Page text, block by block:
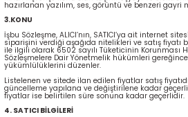
hazırlanan yazılım, ses, görüntü ve benzeri gayri
3.KONU
İşbu Sözleşme, ALICI’nın, SATICI’ya ait internet
siparişini verdiği aşağıda nitelikleri ve satış fiyatı
ile ilgili olarak 6502 sayılı Tüketicinin Korunması
Sözleşmelere Dair Yönetmelik hükümleri
yükümlülüklerini düzenler.
Listelenen ve sitede ilan edilen fiyatlar satış
güncelleme yapılana ve değiştirilene kadar
fiyatlar ise belirtilen süre sonuna kadar geçerlidir.
4. SATICI BİLGİLERİ